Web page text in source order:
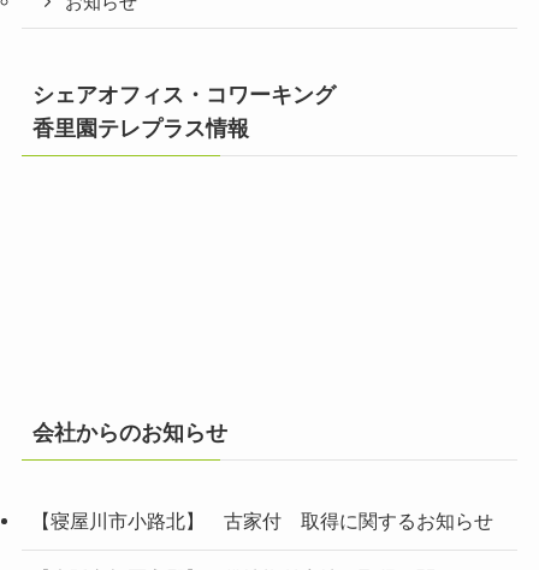
シェアオフィス・コワーキング
香里園テレプラス情報
会社からのお知らせ
【寝屋川市小路北】 古家付 取得に関するお知らせ